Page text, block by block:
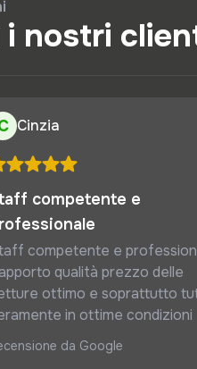
i nostri
Cinzia
competente e
competente e
qualità prezzo delle
ottimo e soprattutto
in ottime condizioni
da Google